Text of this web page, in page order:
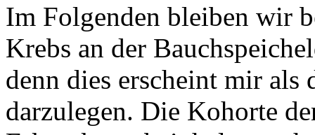
Im Folgenden bleiben wir
Krebs an der
denn dies erscheint mir als
darzulegen. Die Kohorte